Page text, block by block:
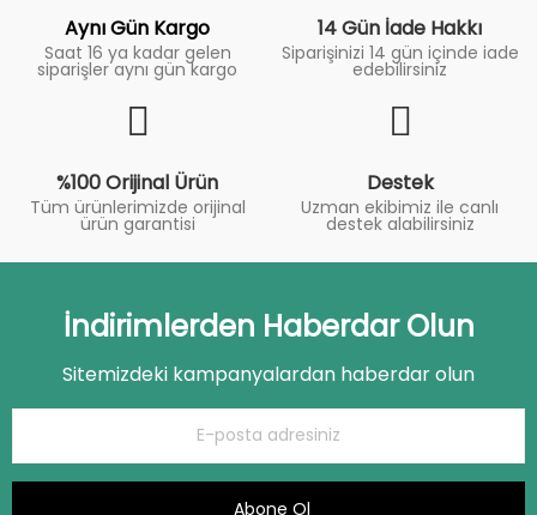
Aynı Gün Kargo
Saat 16 ya kadar gelen
siparişler aynı gün kargo
14 Gün İade Hakkı
Siparişinizi 14 gün içinde iade
edebilirsiniz
%100 Orijinal Ürün
Tüm ürünlerimizde orijinal
ürün garantisi
Destek
Uzman ekibimiz ile canlı
destek alabilirsiniz
İndirimlerden Haberdar Olun
Sitemizdeki kampanyalardan haberdar olun
Abone Ol